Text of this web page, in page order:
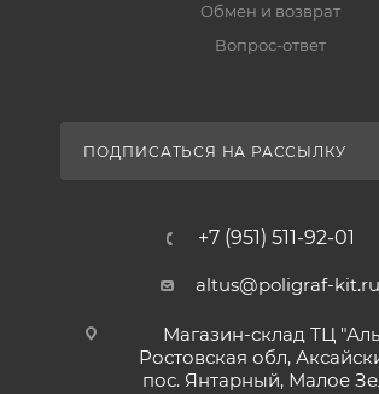
Обмен и возврат
Вопрос-ответ
ПОДПИСАТЬСЯ НА РАССЫЛКУ
+7 (951) 511-92-01
altus@poligraf-kit.ru
Магазин-склад ТЦ
Ростовская обл,
пос. Янтарный, Малое